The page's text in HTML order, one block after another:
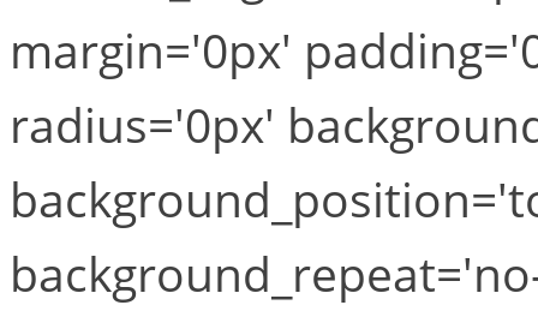
margin='0px'
radius='0px'